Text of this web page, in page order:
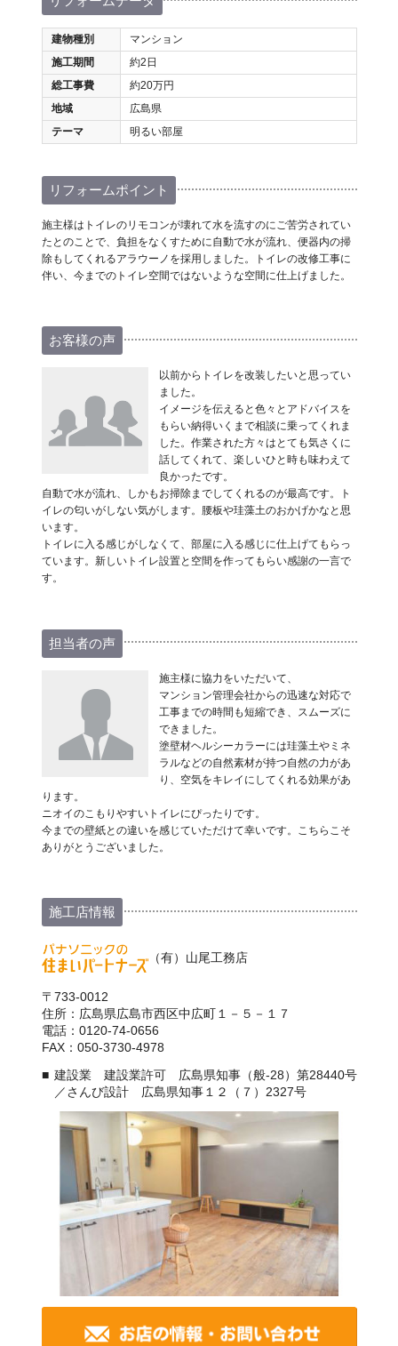
建物種別
マンション
施工期間
約2日
総工事費
約20万円
地域
広島県
テーマ
明るい部屋
リフォームポイント
施主様はトイレのリモコンが壊れて水を流すのにご苦労されてい
たとのことで、負担をなくすために自動で水が流れ、便器内の掃
除もしてくれるアラウーノを採用しました。トイレの改修工事に
伴い、今までのトイレ空間ではないような空間に仕上げました。
お客様の声
以前からトイレを改装したいと思ってい
ました。
イメージを伝えると色々とアドバイスを
もらい納得いくまで相談に乗ってくれま
した。作業された方々はとても気さくに
話してくれて、楽しいひと時も味わえて
良かったです。
自動で水が流れ、しかもお掃除までしてくれるのが最高です。ト
イレの匂いがしない気がします。腰板や珪藻土のおかげかなと思
います。
トイレに入る感じがしなくて、部屋に入る感じに仕上げてもらっ
ています。新しいトイレ設置と空間を作ってもらい感謝の一言で
す。
担当者の声
施主様に協力をいただいて、
マンション管理会社からの迅速な対応で
工事までの時間も短縮でき、スムーズに
できました。
塗壁材ヘルシーカラーには珪藻土やミネ
ラルなどの自然素材が持つ自然の力があ
り、空気をキレイにしてくれる効果があ
ります。
ニオイのこもりやすいトイレにぴったりです。
今までの壁紙との違いを感じていただけて幸いです。こちらこそ
ありがとうございました。
施工店情報
（有）山尾工務店
〒733-0012
住所：広島県広島市西区中広町１－５－１７
電話：0120-74-0656
FAX：050-3730-4978
建設業 建設業許可 広島県知事（般-28）第28440号
／さんび設計 広島県知事１２（７）2327号